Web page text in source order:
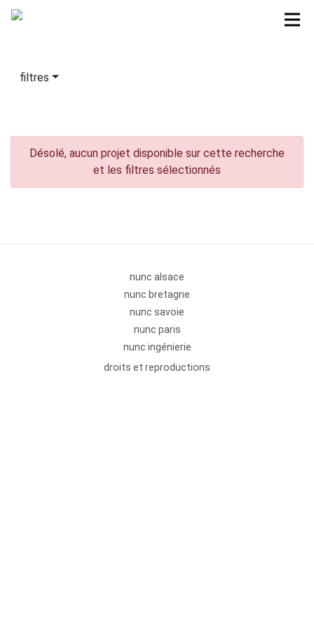
filtres
Désolé, aucun projet disponible sur cette recherche
et les filtres sélectionnés
nunc alsace
nunc bretagne
nunc savoie
nunc paris
nunc ingénierie
droits et reproductions